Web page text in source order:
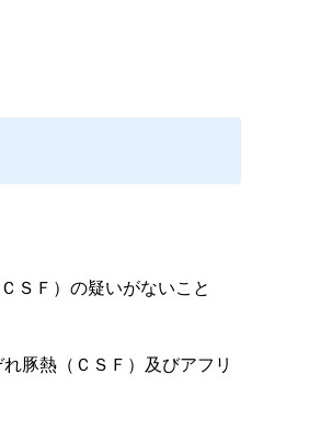
ＳＦ）の疑いがないこと
豚熱（ＣＳＦ）及びアフリ